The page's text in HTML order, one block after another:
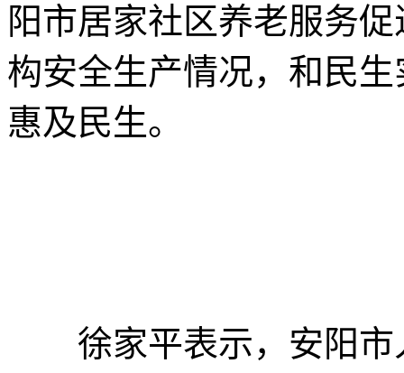
阳市居家社区养老服务
构安全生产情况，和民
惠及民生。
徐家平表示，安阳市